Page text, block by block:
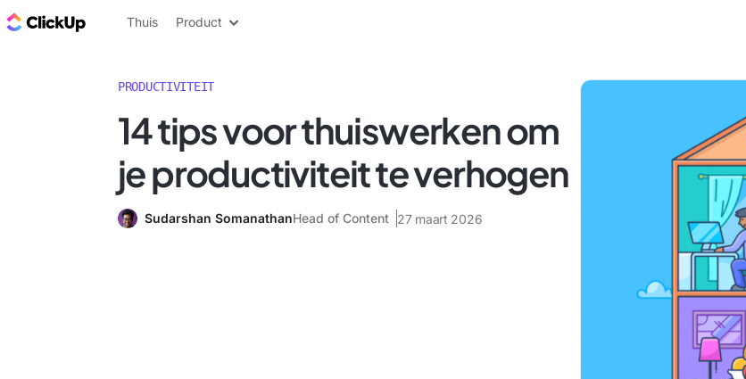
ClickUp Blog
Thuis Product
PRODUCTIVITEIT
14 tips voor thuiswerken om
je productiviteit te verhogen
Sudarshan SomanathanHead of Content 27 maart 2026